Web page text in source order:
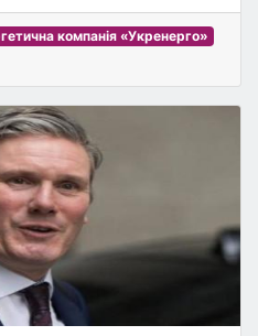
компанія «Укренерго»